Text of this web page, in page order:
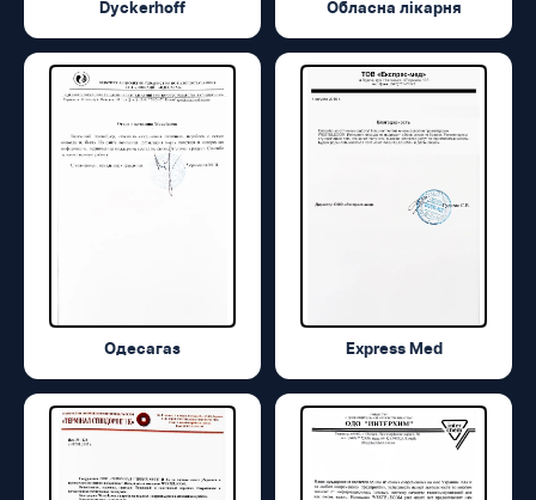
Dyckerhoff Обласна лікарня
Одесагаз Express Med